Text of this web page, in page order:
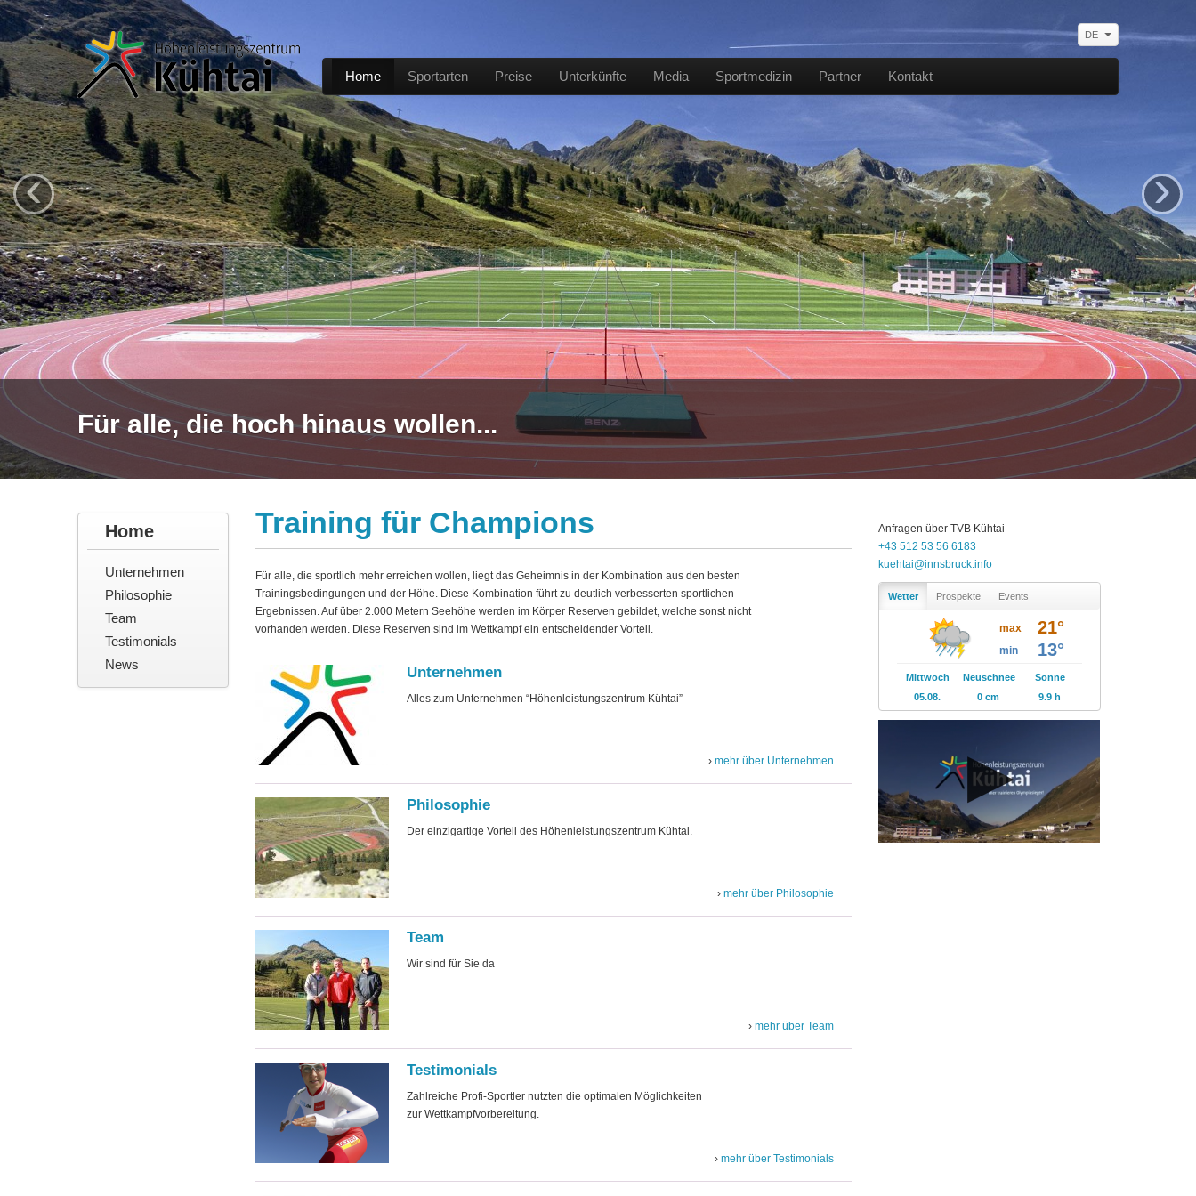
DE
Home Sportarten Preise Unterkünfte Media Sportmedizin Partner Kontakt
Für alle, die hoch hinaus wollen...
‹ ›
Home
Unternehmen
Philosophie
Team
Testimonials
News
Training für Champions
Für alle, die sportlich mehr erreichen wollen, liegt das Geheimnis in der Kombination aus den besten
Trainingsbedingungen und der Höhe. Diese Kombination führt zu deutlich verbesserten sportlichen
Ergebnissen. Auf über 2.000 Metern Seehöhe werden im Körper Reserven gebildet, welche sonst nicht
vorhanden werden. Diese Reserven sind im Wettkampf ein entscheidender Vorteil.
Unternehmen
Alles zum Unternehmen “Höhenleistungszentrum Kühtai”
mehr über Unternehmen
Philosophie
Der einzigartige Vorteil des Höhenleistungszentrum Kühtai.
mehr über Philosophie
Team
Wir sind für Sie da
mehr über Team
Testimonials
Zahlreiche Profi-Sportler nutzten die optimalen Möglichkeiten
zur Wettkampfvorbereitung.
mehr über Testimonials
Anfragen über TVB Kühtai
+43 512 53 56 6183
kuehtai@innsbruck.info
Wetter Prospekte Events
max 21°
min 13°
Mittwoch
05.08.
Neuschnee
0 cm
Sonne
9.9 h